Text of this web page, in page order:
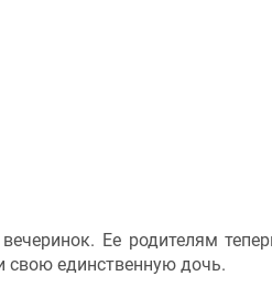
Ее родителям
свою единственную дочь.